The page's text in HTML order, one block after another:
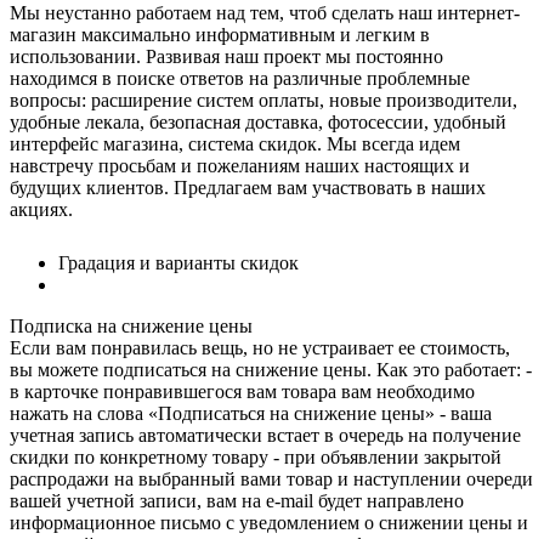
Мы неустанно работаем над тем, чтоб сделать наш интернет-
магазин максимально информативным и легким в
использовании. Развивая наш проект мы постоянно
находимся в поиске ответов на различные проблемные
вопросы: расширение систем оплаты, новые производители,
удобные лекала, безопасная доставка, фотосессии, удобный
интерфейс магазина, система скидок. Мы всегда идем
навстречу просьбам и пожеланиям наших настоящих и
будущих клиентов. Предлагаем вам участвовать в наших
акциях.
Градация и варианты скидок
Подписка на снижение цены
Если вам понравилась вещь, но не устраивает ее стоимость,
вы можете подписаться на снижение цены. Как это работает: -
в карточке понравившегося вам товара вам необходимо
нажать на слова «Подписаться на снижение цены» - ваша
учетная запись автоматически встает в очередь на получение
скидки по конкретному товару - при объявлении закрытой
распродажи на выбранный вами товар и наступлении очереди
вашей учетной записи, вам на e-mail будет направлено
информационное письмо с уведомлением о снижении цены и